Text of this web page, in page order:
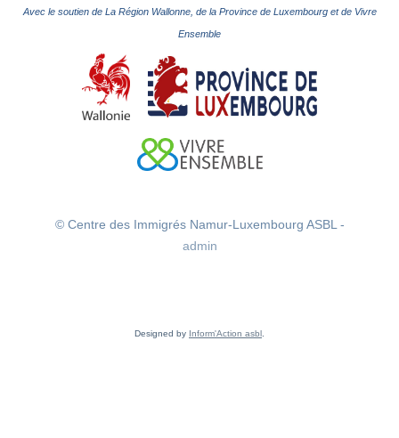
Avec le soutien de La Région Wallonne, de la Province de Luxembourg et de Vivre
Ensemble
© Centre des Immigrés Namur-Luxembourg ASBL -
admin
Designed by Inform'Action asbl